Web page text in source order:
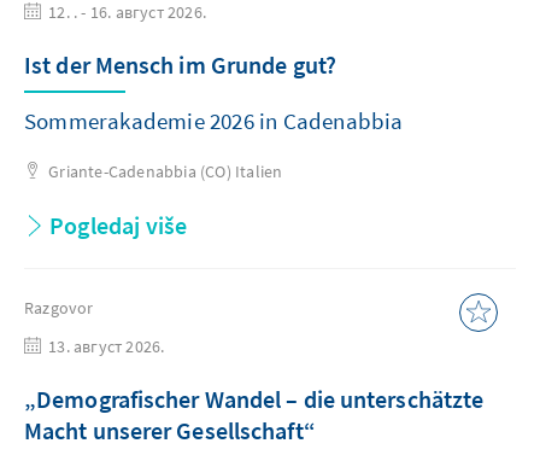
12. . - 16. август 2026.
Ist der Mensch im Grunde gut?
Sommerakademie 2026 in Cadenabbia
Griante-Cadenabbia (CO) Italien
Pogledaj više
Razgovor
13. август 2026.
„Demografischer Wandel – die unterschätzte
Macht unserer Gesellschaft“